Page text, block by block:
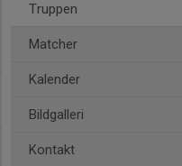
Truppen
Matcher
Kalender
Bildgalleri
Kontakt